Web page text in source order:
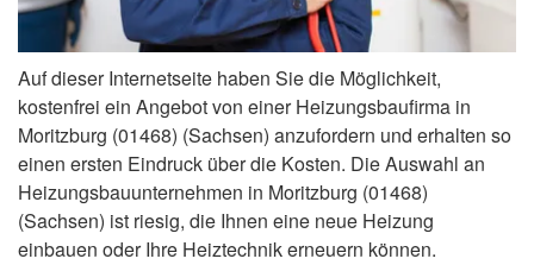
Auf dieser Internetseite haben Sie die Möglichkeit,
kostenfrei ein Angebot von einer Heizungsbaufirma in
Moritzburg (01468) (Sachsen) anzufordern und erhalten so
einen ersten Eindruck über die Kosten. Die Auswahl an
Heizungsbauunternehmen in Moritzburg (01468)
(Sachsen) ist riesig, die Ihnen eine neue Heizung
einbauen oder Ihre Heiztechnik erneuern können.